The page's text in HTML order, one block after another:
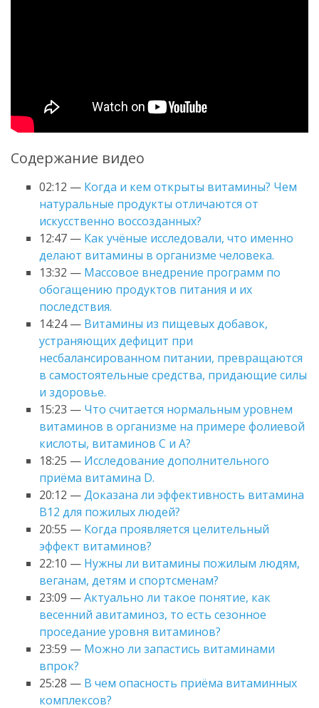
Содержание видео
02:12 — Когда и кем открыты витамины? Чем
натуральные продукты отличаются от
искусственно воссозданных?
12:47 — Как учёные исследовали, что именно
делают витамины в организме человека.
13:32 — Массовое внедрение программ по
обогащению продуктов питания и их
последствия.
14:24 — Витамины из пищевых добавок,
устраняющих дефицит при
несбалансированном питании, превращаются
в самостоятельные средства, придающие силы
и здоровье.
15:23 — Что считается нормальным уровнем
витаминов в организме на примере фолиевой
кислоты, витаминов C и A?
18:25 — Исследование дополнительного
приёма витамина D.
20:12 —Доказана ли эффективность витамина
B12 для пожилых людей?
20:55 — Когда проявляется целительный
эффект витаминов?
22:10 — Нужны ли витамины пожилым людям,
веганам, детям и спортсменам?
23:09 —Актуально ли такое понятие, как
весенний авитаминоз, то есть сезонное
проседание уровня витаминов?
23:59 — Можно ли запастись витаминами
впрок?
25:28 — В чем опасность приёма витаминных
комплексов?